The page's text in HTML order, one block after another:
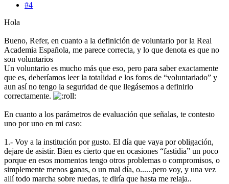
#4
Hola
Bueno, Refer, en cuanto a la definición de voluntario por la Real
Academia Española, me parece correcta, y lo que denota es que no
son voluntarios
Un voluntario es mucho más que eso, pero para saber exactamente
que es, deberíamos leer la totalidad e los foros de “voluntariado” y
aun así no tengo la seguridad de que llegásemos a definirlo
correctamente.
En cuanto a los parámetros de evaluación que señalas, te contesto
uno por uno en mi caso:
1.- Voy a la institución por gusto. El día que vaya por obligación,
dejare de asistir. Bien es cierto que en ocasiones “fastidia” un poco
porque en esos momentos tengo otros problemas o compromisos, o
simplemente menos ganas, o un mal día, o......pero voy, y una vez
allí todo marcha sobre ruedas, te diría que hasta me relaja..